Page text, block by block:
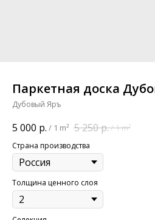
Паркетная доска
Дубовый Яръ
5 000 р. / 1 m² 5 250р./1 m²
Страна производства
Толщина ценного слоя